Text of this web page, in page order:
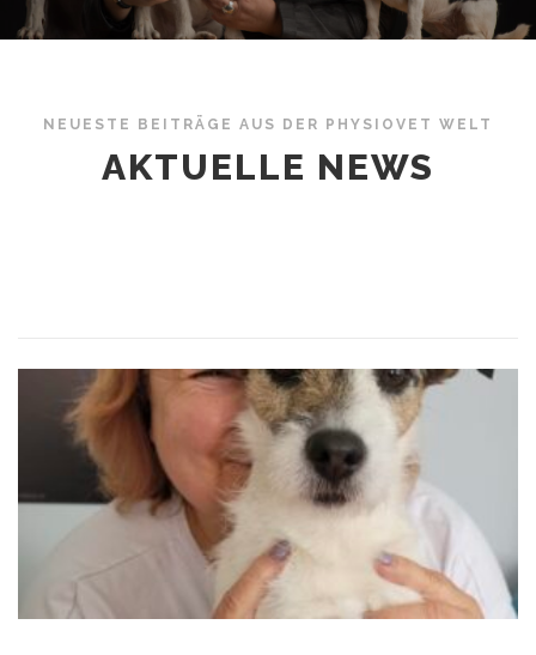
NEUESTE BEITRÄGE AUS DER PHYSIOVET WELT
AKTUELLE NEWS